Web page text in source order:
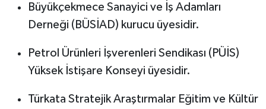
Büyükçekmece Sanayici ve İş Adamları
Derneği (BÜSİAD) kurucu üyesidir.
Petrol Ürünleri İşverenleri Sendikası (PÜİS)
Yüksek İstişare Konseyi üyesidir.
Türkata Stratejik Araştırmalar Eğitim ve Kültür